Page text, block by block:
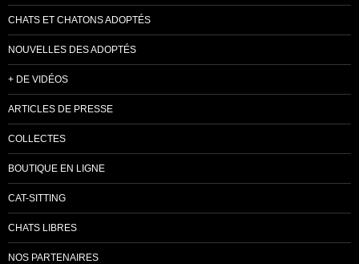
CHATS ET CHATONS ADOPTÉS
NOUVELLES DES ADOPTÉS
+ DE VIDÉOS
ARTICLES DE PRESSE
COLLECTES
BOUTIQUE EN LIGNE
CAT-SITTING
CHATS LIBRES
NOS PARTENAIRES